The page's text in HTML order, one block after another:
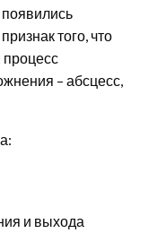
того, что
процесс
– абсцесс,
и выхода